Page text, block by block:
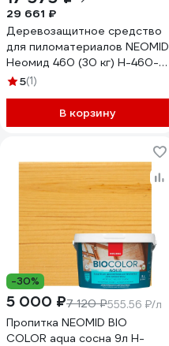
29 661 ₽
Деревозащитное средство
для пиломатериалов NEOMID
Неомид 460 (30 кг) Н-460-
30/к1:19
5(1)
В корзину
-30%
5 000 ₽7 120 ₽555.56 ₽/л
Пропитка NEOMID BIO
COLOR aqua сосна 9л Н-